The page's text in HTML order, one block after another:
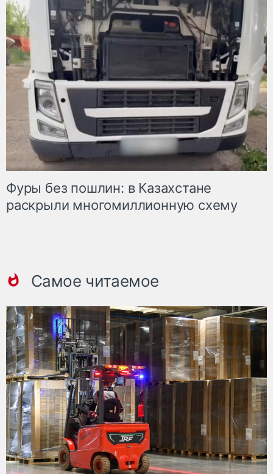
Фуры без пошлин: в Казахстане
раскрыли многомиллионную схему
Самое читаемое